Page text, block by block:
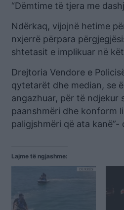
“Dëmtime të tjera me
Ndërkaq, vijojnë hetime
nxjerrë përpara
shtetasit e implikuar në
Drejtoria Vendore e
qytetarët dhe median, se
angazhuar, për të ndjekur
paanshmëri dhe konform
paligjshmëri që ata kanë”-
Lajme të ngjashme: